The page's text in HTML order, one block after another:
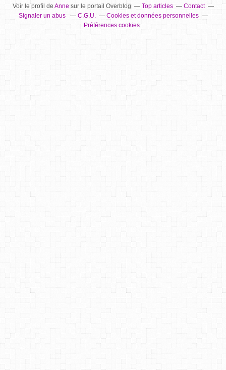
Voir le profil de Annesur le portail Overblog Top articles
Contact
Signaler un abus
C.G.U.
Cookies et données personnelles
Préférences cookies